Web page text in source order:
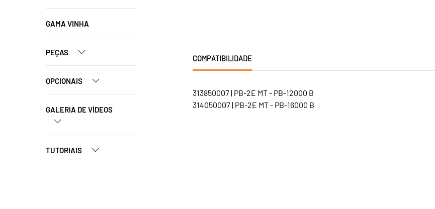
GAMA VINHA
PEÇAS
OPCIONAIS
GALERIA DE VÍDEOS
TUTORIAIS
COMPATIBILIDADE
313850007 | PB-2E MT - PB-12000 B
314050007 | PB-2E MT - PB-16000 B